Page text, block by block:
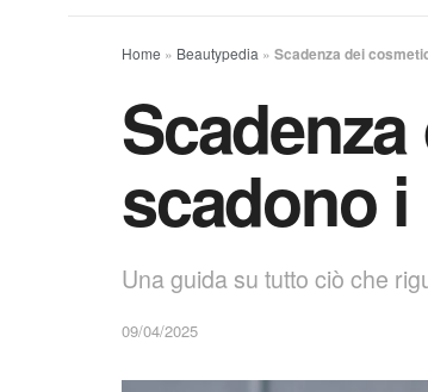
Home » Beautypedia » Scadenza dei
scadono
Una guida su tutto ciò che
09/04/2025